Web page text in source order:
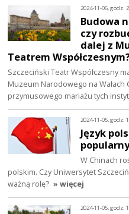
2024-11-06, godz.
Budowa
czy
dalej z
Teatrem
Szczeciński Teatr Współczesny
Muzeum Narodowego na Wałach
przymusowego mariażu tych
2024-11-05, godz.
Język
W Chinach
polskim. Czy Uniwersytet
ważną rolę? » więcej
2024-11-05, godz.